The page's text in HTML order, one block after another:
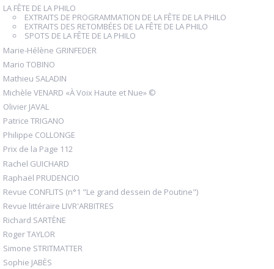
LA FÊTE DE LA PHILO
EXTRAITS DE PROGRAMMATION DE LA FÊTE DE LA PHILO
EXTRAITS DES RETOMBÉES DE LA FÊTE DE LA PHILO
SPOTS DE LA FÊTE DE LA PHILO
Marie-Hélène GRINFEDER
Mario TOBINO
Mathieu SALADIN
Michèle VENARD «À Voix Haute et Nue» ©
Olivier JAVAL
Patrice TRIGANO
Philippe COLLONGE
Prix de la Page 112
Rachel GUICHARD
Raphaël PRUDENCIO
Revue CONFLITS (n°1 "Le grand dessein de Poutine")
Revue littéraire LIVR'ARBITRES
Richard SARTÈNE
Roger TAYLOR
Simone STRITMATTER
Sophie JABÈS